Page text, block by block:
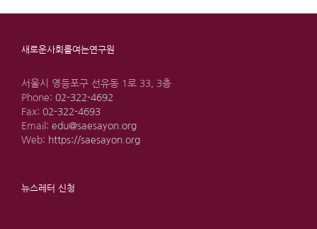
새로운사회를여는연구원
서울시 영등포구 선유동 1로 33, 3층
Phone: 02-322-4692
Fax: 02-322-4693
Email: edu@saesayon.org
Web: https://saesayon.org
뉴스레터 신청